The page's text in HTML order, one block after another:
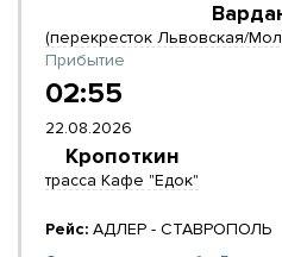
(перекресток Львовская/
Прибытие
02:55
22.08.2026
Кропоткин
трасса Кафе "Едок"
Рейс: АДЛЕР - СТАВРОПОЛЬ